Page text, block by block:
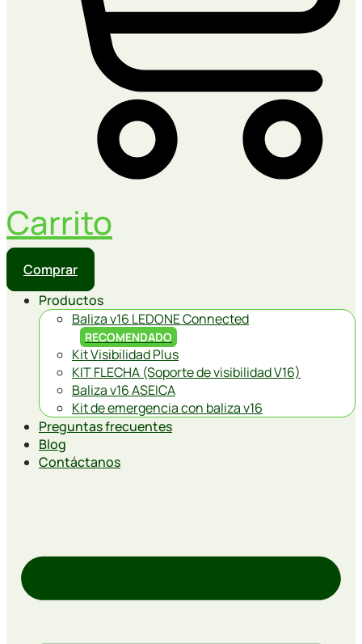
Carrito
Comprar
Productos
Baliza v16 LEDONE Connected
RECOMENDADO
Kit Visibilidad Plus
KIT FLECHA (Soporte de visibilidad V16)
Baliza v16 ASEICA
Kit de emergencia con baliza v16
Preguntas frecuentes
Blog
Contáctanos